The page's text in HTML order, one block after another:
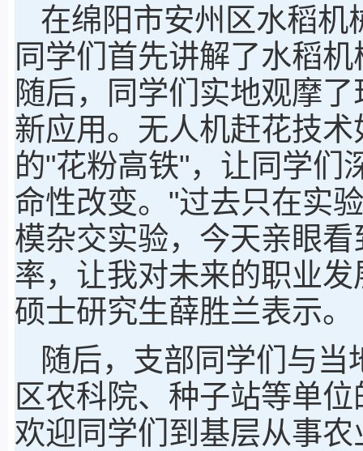
在绵阳市安州区水稻机
同学们首先讲解了水稻
随后，同学们实地观摩
新应用。无人机赶花技
的"花粉高铁"，让同学们
命性改变。"过去只在实
模杂交实验，今天亲眼
率，让我对未来的职业
硕士研究生薛胜兰表示。
随后，支部同学们与
区农科院、种子站等单
欢迎同学们到基层从事